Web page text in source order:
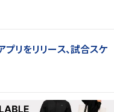
リをリリース、試合スケ